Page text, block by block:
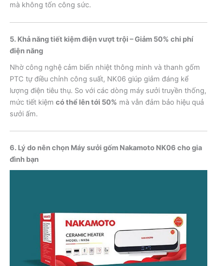
mà không tốn công sức.
5. Khả năng tiết kiệm điện vượt trội – Giảm 50% chi phí
điện năng
Nhờ công nghệ cảm biến nhiệt thông minh và thanh gốm
PTC tự điều chỉnh công suất, NK06 giúp giảm đáng kể
lượng điện tiêu thụ. So với các dòng máy sưởi truyền thống,
mức tiết kiệm có thể lên tới 50% mà vẫn đảm bảo hiệu quả
sưởi ấm.
6. Lý do nên chọn Máy sưởi gốm Nakamoto NK06 cho gia
đình bạn